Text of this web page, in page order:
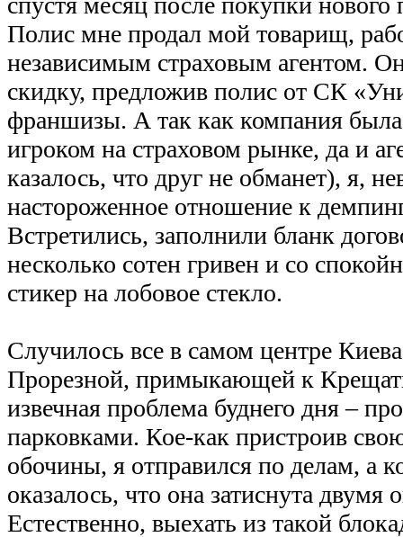
Полис мне продал мой товарищ,
независимым страховым агентом.
скидку, предложив полис от СК
франшизы. А так как компания
игроком на страховом рынке, да и
казалось, что друг не обманет), я,
настороженное отношение к
Встретились, заполнили бланк
несколько сотен гривен и со
стикер на лобовое стекло.
Случилось все в самом центре
Прорезной, примыкающей к
извечная проблема буднего дня –
парковками. Кое-как пристроив
обочины, я отправился по делам, а
оказалось, что она затиснута
Естественно, выехать из такой